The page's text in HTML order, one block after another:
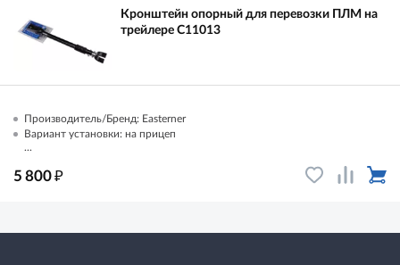
Кронштейн опорный для перевозки ПЛМ на
трейлере C11013
Производитель/Бренд: Easterner
Вариант установки: на прицеп
...
5 800₽